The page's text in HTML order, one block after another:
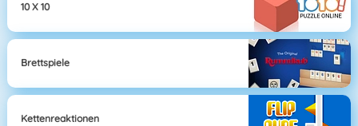
10 X 10
Brettspiele
Kettenreaktionen